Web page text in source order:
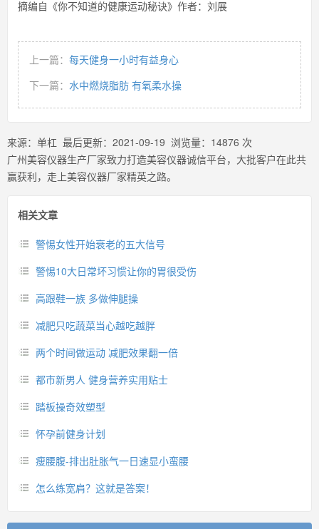
摘编自《你不知道的健康运动秘诀》作者：刘展
上一篇： 每天健身一小时有益身心
下一篇： 水中燃烧脂肪 有氧柔水操
来源： 单杠 最后更新： 2021-09-19 浏览量： 14876 次
广州美容仪器生产厂家致力打造美容仪器诚信平台，大批客户在此共
赢获利，走上美容仪器厂家精英之路。
相关文章
警惕女性开始衰老的五大信号
警惕10大日常坏习惯让你的胃很受伤
高跟鞋一族 多做伸腿操
减肥只吃蔬菜当心越吃越胖
两个时间做运动 减肥效果翻一倍
都市新男人 健身营养实用贴士
踏板操奇效塑型
怀孕前健身计划
瘦腰腹-排出肚胀气一日速显小蛮腰
怎么练宽肩？这就是答案！